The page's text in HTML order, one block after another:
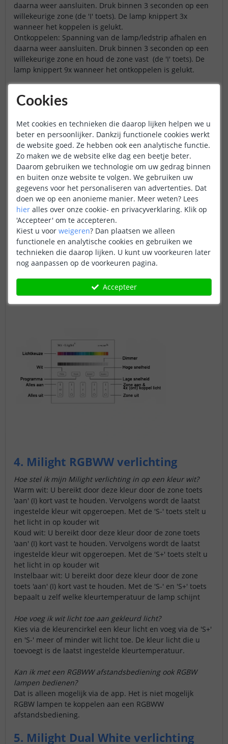
daarna weer aansluiten. Druk binnen 3 seconden op een
willekeurige zone (de 'I' toets). De lamp knippert 3x
wanneer het koppelen is gelukt.
Ontkoppelen: Spanning van de lamp/ledstrip afhalen en
daarna weer aansluiten. Druk binnen 3 seconden op een
willekeurige zone en houd de zone vast (de 'I' toets). De
lamp knippert 9x wanneer het ontkoppelen is gelukt.
RGBW lampen bevatten ook warm witte leds. U bereikt
seconden vast te houden.
4. Milight RGBWW verlichting
Hoe stel ik mijn Milight verlichting in op een kleur wit?
Warm wit: U bereikt door deze kleur door de zone toets
'aan' (I) kort vast te houden. Vervolgens wordt de laatst
ingestelde kleur wit opgeroepen. Met de 'S-' toets stelt u
het licht in op kouder wit
Koud wit: U bereikt door deze kleur door de zone toets
'aan' (I) kort vast te houden. Vervolgens wordt de laatst
ingestelde kleur wit opgeroepen. Met de 'S+' toets stelt u
het licht in op kouder wit
Instelbaar wit: U bereikt door deze kleur door de zone
toets 'aan' (I) kort vast te houden. Met de 'S-' en 'S+' toets
bepaalt u zelf welke kleurtemperatuur de lamp schijnt
Hoe voeg ik wit licht toe aan gekleurd licht?
Kies via de kleurencirkel een kleur licht en voeg via de 'S+'
en 'S-' meer of minder wit licht toe. De kleur licht die u
toevoegt is de laatst ingestelde kleurtemperatuur.
Kan ik met een RGBWW afstandsbediening ook RGBW
lampen bedienen?
Dat is alleen mogelijk via de app. Het is niet mogelijk
RGBW lampen te koppelen aan een RGBWW
afstandsbediening.
5. Milight Dual White verlichting
Cookies
Met cookies en technieken die daarop lijken helpen we u
beter en persoonlijker. Dankzij functionele cookies werkt
de website goed. Ze hebben ook een analytische functie.
Zo maken we de website elke dag een beetje beter.
Daarom gebruiken we technologie om uw gedrag binnen
en buiten onze website te volgen. We gebruiken uw
gegevens voor het personaliseren van advertenties. Dat
doen we op een anonieme manier. Meer weten? Lees
hier alles over onze cookie- en privacyverklaring. Klik op
'Accepteer' om te accepteren.
Kiest u voor weigeren? Dan plaatsen we alleen
functionele en analytische cookies en gebruiken we
technieken die daarop lijken. U kunt uw voorkeuren later
nog aanpassen op de voorkeuren pagina.
Accepteer